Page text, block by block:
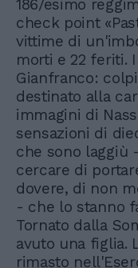
186/esimo
check point
vittime di
morti e 22 feriti.
Gianfranco:
destinato alla
immagini di
sensazioni di
che sono laggiù
cercare di
dovere, di non
- che lo stanno
Tornato dalla
avuto una figlia.
rimasto